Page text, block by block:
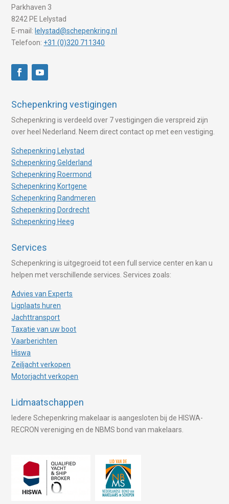
Parkhaven 3
8242 PE Lelystad
E-mail: lelystad@schepenkring.nl
Telefoon: +31 (0)320 711340
Schepenkring vestigingen
Schepenkring is verdeeld over 7 vestigingen die verspreid zijn
over heel Nederland. Neem direct contact op met een vestiging.
Schepenkring Lelystad
Schepenkring Gelderland
Schepenkring Roermond
Schepenkring Kortgene
Schepenkring Randmeren
Schepenkring Dordrecht
Schepenkring Heeg
Services
Schepenkring is uitgegroeid tot een full service center en kan u
helpen met verschillende services. Services zoals:
Advies van Experts
Ligplaats huren
Jachttransport
Taxatie van uw boot
Vaarberichten
Hiswa
Zeiljacht verkopen
Motorjacht verkopen
Lidmaatschappen
Iedere Schepenkring makelaar is aangesloten bij de HISWA-
RECRON vereniging en de NBMS bond van makelaars.